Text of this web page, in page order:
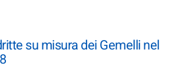
su misura dei Gemelli nel